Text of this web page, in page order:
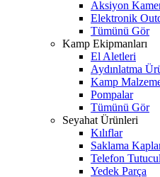
Aksiyon
Elektronik
Tümünü Gör
Kamp Ekipmanları
El Aletleri
Aydınlatma
Kamp
Pompalar
Tümünü Gör
Seyahat Ürünleri
Kılıflar
Saklama
Telefon
Yedek Parça